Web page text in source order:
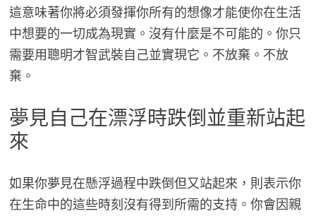
這意味著你將必須發揮你所有的想像才能使你在生活
中想要的一切成為現實。沒有什麼是不可能的。你只
需要用聰明才智武裝自己並實現它。不放棄。不放
棄。
夢見自己在漂浮時跌倒並重新站起
來
如果你夢見在懸浮過程中跌倒但又站起來，則表示你
在生命中的這些時刻沒有得到所需的支持。你會因親